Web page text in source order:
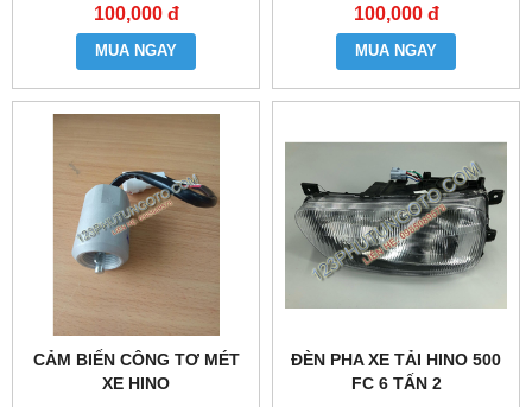
100,000 đ
MUA NGAY
100,000 đ
MUA NGAY
CẢM BIẾN CÔNG TƠ MÉT
XE HINO
ĐÈN PHA XE TẢI HINO 500
FC 6 TẤN 2